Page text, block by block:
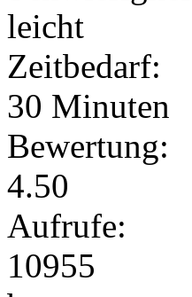
leicht
Zeitbedarf:
30 Minuten
Bewertung:
4.50
Aufrufe:
10955